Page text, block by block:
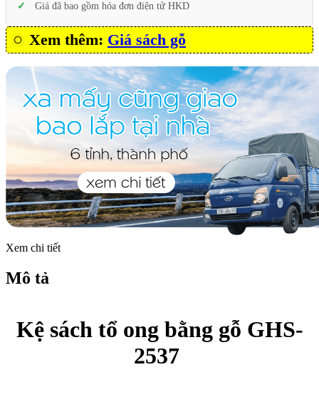
Giá đã bao gồm hóa đơn điện tử HKD
Xem thêm: Giá sách gỗ
Xem chi tiết
Mô tả
Kệ sách tổ ong bằng gỗ GHS-
2537